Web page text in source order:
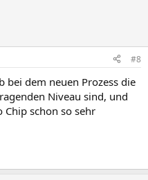
#8
bei dem neuen Prozess die
Niveau sind, und
schon so sehr